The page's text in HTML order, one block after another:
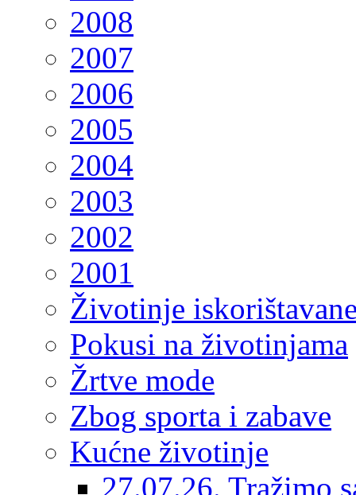
2008
2007
2006
2005
2004
2003
2002
2001
Životinje
Pokusi na životinjama
Žrtve mode
Zbog sporta i zabave
Kućne životinje
27.07.26. Tražimo